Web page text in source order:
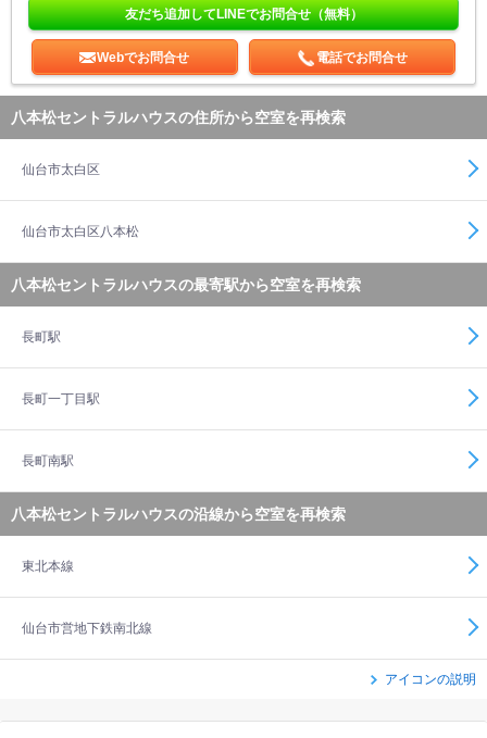
友だち追加してLINEでお問合せ（無料）
Webでお問合せ 電話でお問合せ
八本松セントラルハウスの住所から空室を再検索
仙台市太白区
仙台市太白区八本松
八本松セントラルハウスの最寄駅から空室を再検索
長町駅
長町一丁目駅
長町南駅
八本松セントラルハウスの沿線から空室を再検索
東北本線
仙台市営地下鉄南北線
アイコンの説明